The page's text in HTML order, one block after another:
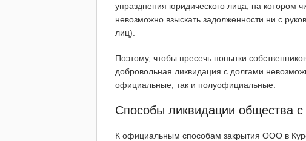
упразднения юридического лица, на котором
невозможно взыскать задолженности ни с
лиц).
Поэтому, чтобы пресечь попытки
добровольная ликвидация с долгами
официальные, так и полуофициальные.
Способы ликвидации общества с
К официальным способам закрытия ООО в